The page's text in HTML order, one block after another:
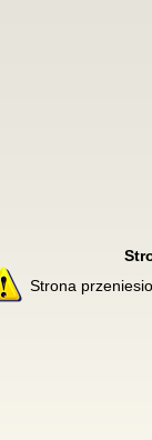
Strona